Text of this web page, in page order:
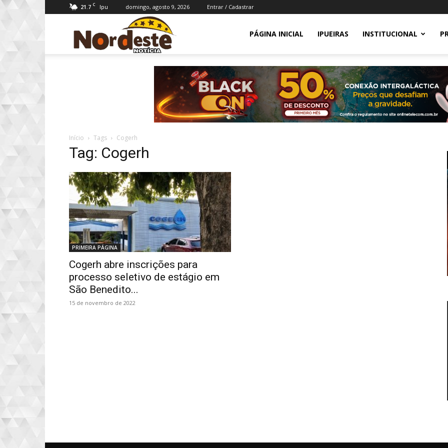
21.7 C Ipu domingo, agosto 9, 2026 Entrar / Cadastrar
Notícia
PÁGINA INICIAL IPUEIRAS INSTITUCIONAL
Início Tags Cogerh
Tag: Cogerh
PRIMEIRA PÁGINA
Cogerh abre inscrições para
processo seletivo de estágio em
São Benedito...
15 de novembro de 2022